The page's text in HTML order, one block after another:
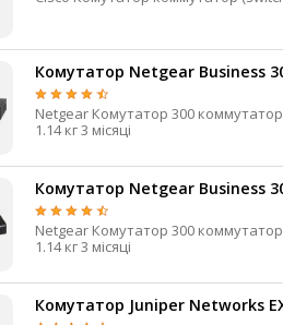
Комутатор Netgear Business
Netgear Комутатор 300 коммутатор (switch) некерований 5 Так 1 Гбіт/с 5 4 Зовнішній Від електромережі
1.14 кг 3 місяці
Комутатор Netgear Business
Netgear Комутатор 300 коммутатор (switch) некерований 5 Так 1 Гбіт/с 5 4 Зовнішній Від електромережі
1.14 кг 3 місяці
Комутатор Juniper Networks